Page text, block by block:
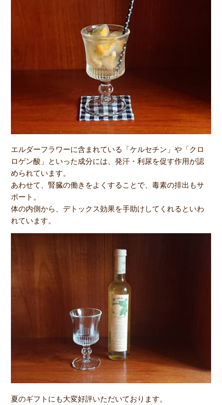
エルダーフラワーに含まれている「ケルセチン」や「クロ
ロゲン酸」といった成分には、発汗・利尿を促す作用が認
められています。
あわせて、腎臓の働きをよくすることで、毒素の排出もサ
ポート。
体の内側から、デトックス効果を手助けしてくれるといわ
れています。
夏のギフトにも大変好評いただいております。